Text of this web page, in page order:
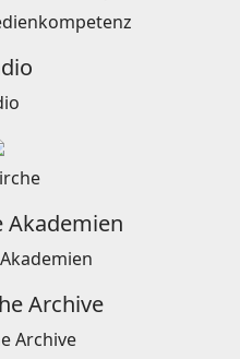
Archive